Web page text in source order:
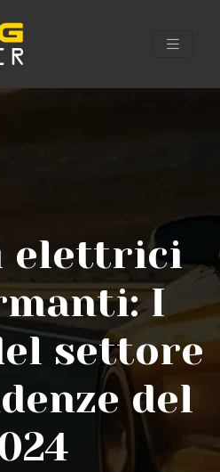
elettrici
I
settore
del